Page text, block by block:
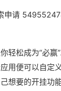
申请
轻松成为“必赢
用便可以自定
想要的开挂功